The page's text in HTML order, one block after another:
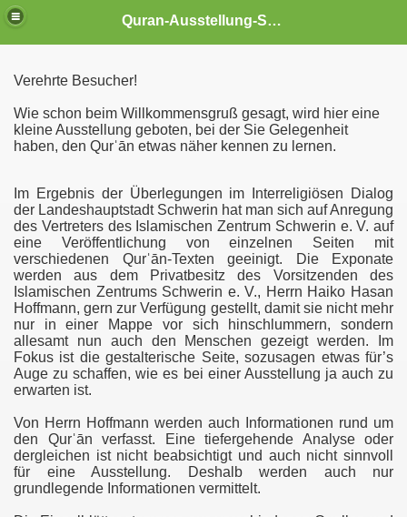
Quran-Ausstellung-Schwerin
Verehrte Besucher!
Wie schon beim Willkommensgruß gesagt, wird hier eine
kleine Ausstellung geboten, bei der Sie Gelegenheit
haben, den Qurˈān etwas näher kennen zu lernen.
Im Ergebnis der Überlegungen im Interreligiösen Dialog
der Landeshauptstadt Schwerin hat man sich auf Anregung
des Vertreters des Islamischen Zentrum Schwerin e. V. auf
eine Veröffentlichung von einzelnen Seiten mit
verschiedenen Qurˈān-Texten geeinigt. Die Exponate
werden aus dem Privatbesitz des Vorsitzenden des
Islamischen Zentrums Schwerin e. V., Herrn Haiko Hasan
Hoffmann, gern zur Verfügung gestellt, damit sie nicht mehr
nur in einer Mappe vor sich hinschlummern, sondern
allesamt nun auch den Menschen gezeigt werden. Im
Fokus ist die gestalterische Seite, sozusagen etwas für’s
Auge zu schaffen, wie es bei einer Ausstellung ja auch zu
erwarten ist.
Von Herrn Hoffmann werden auch Informationen rund um
den Qurˈān verfasst. Eine tiefergehende Analyse oder
dergleichen ist nicht beabsichtigt und auch nicht sinnvoll
für eine Ausstellung. Deshalb werden auch nur
grundlegende Informationen vermittelt.
(an-Nisa - die Frauen), Vers 1
33-44
des Krieges), Verse 1-11
des Krieges), Verse 28-36
(Yusuf - Josef), Verse 1-15